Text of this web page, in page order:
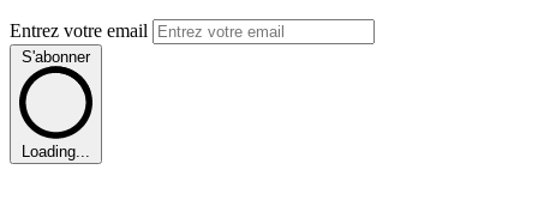
Entrez votre email
S'abonner
Loading...